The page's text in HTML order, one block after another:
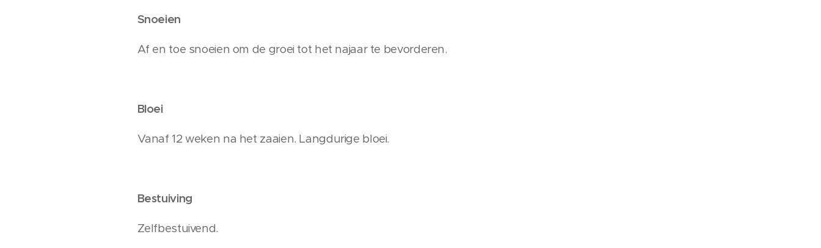
Snoeien
Af en toe snoeien om de groei tot het najaar te bevorderen.
Bloei
Vanaf 12 weken na het zaaien. Langdurige bloei.
Bestuiving
Zelfbestuivend.